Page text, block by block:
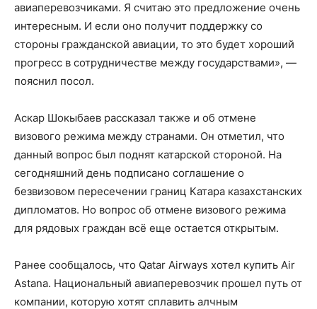
авиаперевозчиками. Я считаю это предложение очень
интересным. И если оно получит поддержку со
стороны гражданской авиации, то это будет хороший
прогресс в сотрудничестве между государствами», —
пояснил посол.
Аскар Шокыбаев рассказал также и об отмене
визового режима между странами. Он отметил, что
данный вопрос был поднят катарской стороной. На
сегодняшний день подписано соглашение о
безвизовом пересечении границ Катара казахстанских
дипломатов. Но вопрос об отмене визового режима
для рядовых граждан всё еще остается открытым.
Ранее сообщалось, что Qatar Airways хотел купить Air
Astana. Национальный авиаперевозчик прошел путь от
компании, которую хотят сплавить алчным